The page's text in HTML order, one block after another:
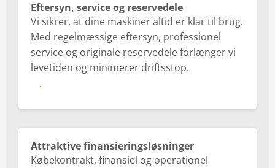
Eftersyn, service og reservedele
Vi sikrer, at dine maskiner altid er klar til brug.
Med regelmæssige eftersyn, professionel
service og originale reservedele forlænger vi
levetiden og minimerer driftsstop.
Se mere
Attraktive finansieringsløsninger
Købekontrakt, finansiel og operationel